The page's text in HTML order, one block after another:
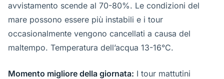
avvistamento scende al 70-80%. Le condizioni del
mare possono essere più instabili e i tour
occasionalmente vengono cancellati a causa del
maltempo. Temperatura dell’acqua 13-16°C.
Momento migliore della giornata: I tour mattutini